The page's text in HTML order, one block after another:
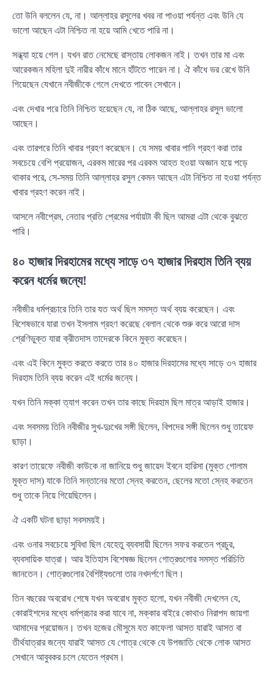
তো উনি বললেন যে, না। আল্লাহর রসুলের খবর না পাওয়া পর্যন্ত এবং উনি যে
ভালো আছেন এটা নিশ্চিত না হয়ে আমি খেতে পারি না।
সন্ধ্যা হয়ে গেল। যখন রাত নেমেছে রাস্তায় লোকজন নাই। তখন তার মা এবং
আরেকজন মহিলা দুই নারীর কাঁধে মানে হাঁটতে পারেন না। ঐ কাঁধে ভর রেখে উনি
গিয়েছেন যেখানে নবীজীকে গেলে দেখতে পাবেন সেখানে।
এবং দেখার পরে তিনি নিশ্চিত হয়েছেন যে, না ঠিক আছে, আল্লাহর রসুল ভালো
আছেন।
এবং তারপরে তিনি খাবার গ্রহণ করেছেন। যে সময় খাবার পানি গ্রহণ করা তার
সবচেয়ে বেশি প্রয়োজন, এরকম মারের পর এরকম আহত হওয়া অজ্ঞান হয়ে পড়ে
থাকার পরে, সে-সময় তিনি আল্লাহর রসুল কেমন আছেন এটা নিশ্চিত না হওয়া পর্যন্ত
খাবার গ্রহণ করেন নাই।
আসলে নবীপ্রেম, নেতার প্রতি প্রেমের পর্যায়টা কী ছিল আমরা এটা থেকে বুঝতে
পারি।
৪০ হাজার দিরহামের মধ্যে সাড়ে ৩৭ হাজার দিরহাম তিনি ব্যয়
করেন ধর্মের জন্যে!
নবীজীর ধর্মপ্রচারে তিনি তার যত অর্থ ছিল সমস্ত অর্থ ব্যয় করেছেন। এবং
বিশেষভাবে যারা তখন ইসলাম গ্রহণ করেছে বেলাল থেকে শুরু করে আরো দাস
শ্রেণিভুক্ত যারা ক্রীতদাস তাদেরকে কিনে মুক্ত করেছেন।
এবং এই কিনে মুক্ত করতে করতে তার ৪০ হাজার দিরহামের মধ্যে সাড়ে ৩৭ হাজার
দিরহাম তিনি ব্যয় করেন এই ধর্মের জন্যে।
যখন তিনি মক্কা ত্যাগ করেন তখন তার কাছে দিরহাম ছিল মাত্র আড়াই হাজার।
এবং সবসময় তিনি নবীজীর সুখ-দুঃখের সঙ্গী ছিলেন, বিপদের সঙ্গী ছিলেন শুধু তায়েফ
ছাড়া।
কারণ তায়েফে নবীজী কাউকে না জানিয়ে শুধু জায়েদ ইবনে হারিসা (মুক্ত গোলাম
মুক্ত দাস) যাকে তিনি সন্তানের মতো স্নেহ করতেন, ছেলের মতো স্নেহ করতেন
শুধু তাকে নিয়ে গিয়েছিলেন।
ঐ একটি ঘটনা ছাড়া সবসময়ই।
এবং ওনার সবচেয়ে সুবিধা ছিল যেহেতু ব্যবসায়ী ছিলেন সফর করতেন প্রচুর,
ব্যবসায়িক যাত্রা। আর ইতিহাস বিশেষজ্ঞ ছিলেন গোত্রগুলোর সমস্ত পরিচিতি
জানতেন। গোত্রগুলোর বৈশিষ্ট্যগুলো তার নখদর্পণে ছিল।
তিন বছরের অবরোধ শেষে যখন অবরোধ মুক্ত হলো, যখন নবীজী দেখলেন যে,
কোরাইশদের মধ্যে ধর্মপ্রচার করা যাবে না, মক্কার বাইরে কোথাও নিরাপদ জায়গা
আমাদের প্রয়োজন। তখন হজের মৌসুমে যত কাফেলা আসত যারাই আসত বা
তীর্থযাত্রার জন্যে যারাই আসত যে গোত্র থেকে যে উপজাতি থেকে লোক আসত
সেখানে আবুবকর চলে যেতেন প্রথম।